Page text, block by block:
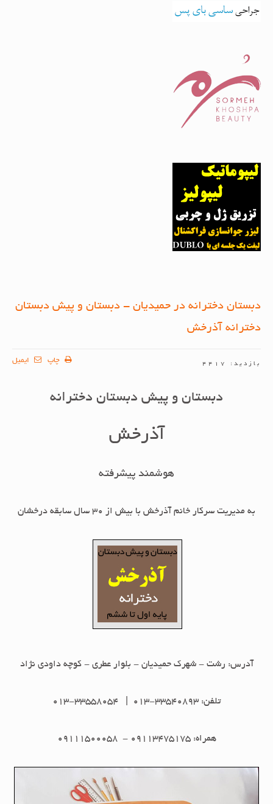
دبستان دخترانه در حمیدیان - دبستان و پیش دبستان
دخترانه آذرخش
ایمیل چاپ بازدید: 4417
دبستان و پیش دبستان دخترانه
آذرخش
هوشمند پیشرفته
به مدیریت سرکار خانم آذرخشبا بیش از 30 سال سابقه درخشان
آدرس: رشت - شهرک حمیدیان - بلوار عطری - کوچه داودی نژاد
تلفن: 33540893-013 | 33558054-013
همراه: 09113475175 - 09111500058